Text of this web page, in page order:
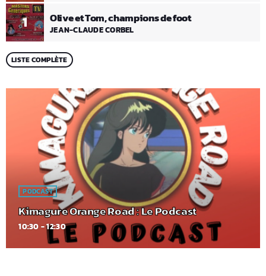
1 Olive et Tom, champions de foot
JEAN-CLAUDE CORBEL
LISTE COMPLÈTE
PODCAST
Kimagure Orange Road : Le Podcast
10:30 - 12:30